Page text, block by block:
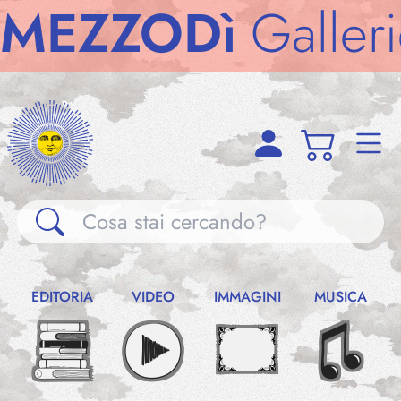
Gallerie
Gallerie
Notizie
EDITORIA VIDEO IMMAGINI MUSICA